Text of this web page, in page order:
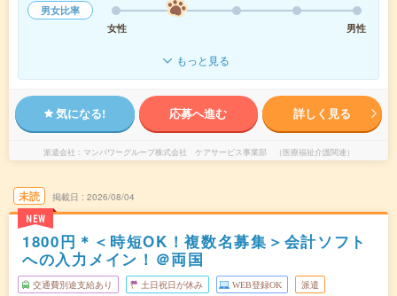
男女比率
女性
男性
もっと見る
気になる! 応募へ進む 詳しく見る
派遣会社 マンパワーグループ株式会社 ケアサービス事業部 （医療福祉介護関連）
未読
NEW
掲載日 2026/08/04
1800円＊＜時短OK！複数名募集＞会計ソフト
への入力メイン！＠両国
交通費別途支給あり 土日祝日が休み WEB登録OK 派遣